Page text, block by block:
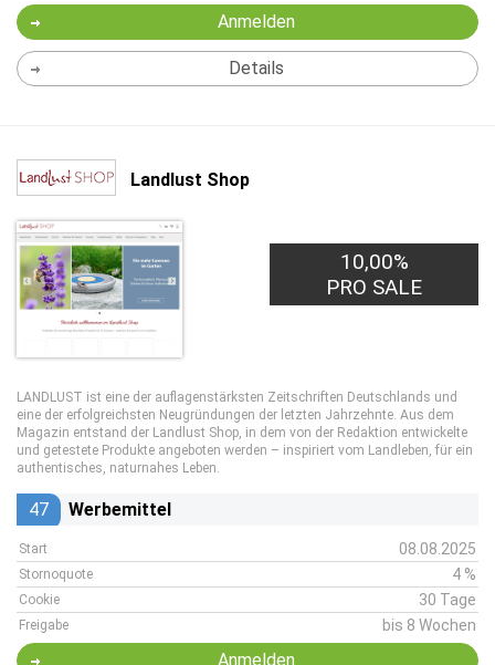
Anmelden
Details
Landlust Shop
10,00%
PRO SALE
LANDLUST ist eine der auflagenstärksten Zeitschriften Deutschlands und
eine der erfolgreichsten Neugründungen der letzten Jahrzehnte. Aus dem
Magazin entstand der Landlust Shop, in dem von der Redaktion entwickelte
und getestete Produkte angeboten werden – inspiriert vom Landleben, für ein
authentisches, naturnahes Leben.
47 Werbemittel
Start 08.08.2025
Stornoquote 4 %
Cookie 30 Tage
Freigabe bis 8 Wochen
Anmelden